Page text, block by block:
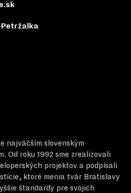
najväčším slovenským
Od roku 1992 sme zrealizovali
projektov a podpísali
ktoré menia tvár Bratislavy
štandardy pre svojich